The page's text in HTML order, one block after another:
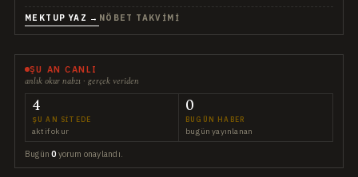
MEKTUP YAZ → NÖBET TAKVIMI
ŞU AN CANLI
anlık okur nabzı · gerçek veriden
4
ŞU AN SITEDE
aktif okur
0
BUGÜN HABER
bugün yayınlanan
Bugün0 yorum onaylandı.